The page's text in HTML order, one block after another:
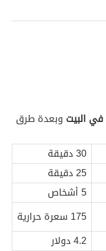
في البيت وبعدة طرق
30 دقيقة
25 دقيقة
5 أشخاص
175 سعرة حرارية
4.2 دولار